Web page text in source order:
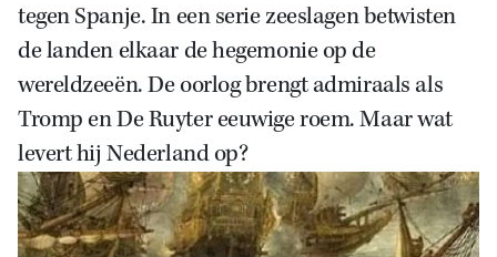
tegen Spanje. In een serie zeeslagen betwisten
de landen elkaar de hegemonie op de
wereldzeeën. De oorlog brengt admiraals als
Tromp en De Ruyter eeuwige roem. Maar wat
levert hij Nederland op?